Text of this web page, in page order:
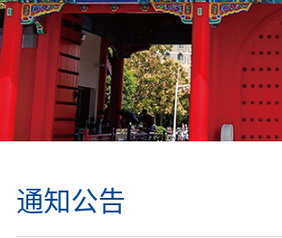
通知公告